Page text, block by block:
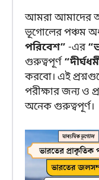
আমরা আমাদের
ভূগোলের পঞ্চম
পরিবেশ” -এর
গুরুত্বপূর্ণ
করবো। এই
পরীক্ষার জন্য ও
অনেক গুরুত্বপূর্ণ।